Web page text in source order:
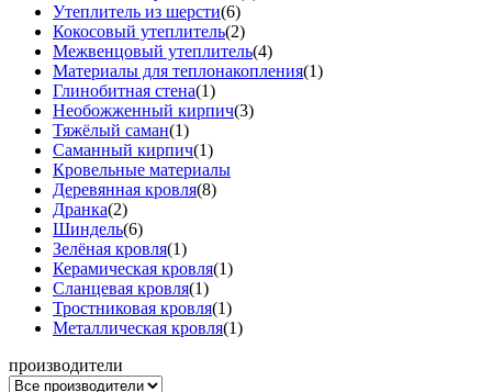
Утеплитель из шерсти(6)
Кокосовый утеплитель(2)
Межвенцовый утеплитель(4)
Материалы для теплонакопления(1)
Глинобитная стена(1)
Необожженный кирпич(3)
Тяжёлый саман(1)
Саманный кирпич(1)
Кровельные материалы
Деревянная кровля(8)
Дранка(2)
Шиндель(6)
Зелёная кровля(1)
Керамическая кровля(1)
Сланцевая кровля(1)
Тростниковая кровля(1)
Металлическая кровля(1)
производители